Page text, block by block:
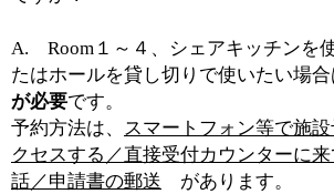
A. Room１～４、シェアキッチンを
たはホールを貸し切りで使いたい場合
が必要です。
予約方法は、 スマートフォン等で施
クセスする／直接受付カウンターに
話／申請書の郵送 があります。